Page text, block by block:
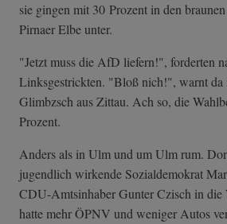
sie gingen mit 30 Prozent in den
Pirnaer Elbe unter.
"Jetzt muss die AfD liefern!", forderten
Linksgestrickten. "Bloß nich!", warnt da
Glimbzsch aus Zittau. Ach so, die
Prozent.
Anders als in Ulm und um Ulm rum.
jugendlich wirkende Sozialdemokrat
CDU-Amtsinhaber Gunter Czisch in die
hatte mehr ÖPNV und weniger Autos